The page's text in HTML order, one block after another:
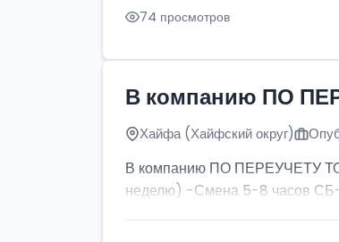
74 просмотров
В компанию ПО
Хайфа (Хайфский округ)
В компанию ПО ПЕРЕУЧЕТУ
неделю) -Смена 5-8 часов